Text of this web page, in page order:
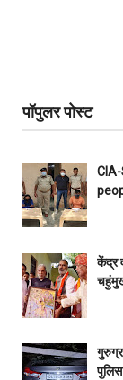
पॉपुलर पोस्ट
केंद्र